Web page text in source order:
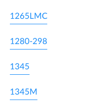
1265LMC
1280-298
1345
1345M